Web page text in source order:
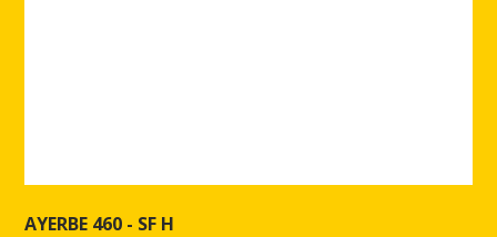
AYERBE 460 - SF H